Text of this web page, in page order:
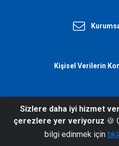
Kişisel Verilerin
© 2026
Acil
Sizlere daha iyi hizmet
çerezlere yer veriyoruz 🍪
bilgi edinmek için